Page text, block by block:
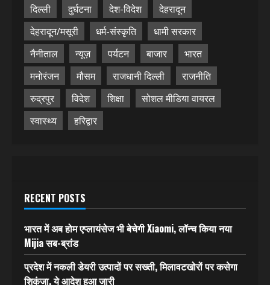
दिल्ली
दुर्घटना देश-विदेश
देहरादून
देहरादून/मसूरी
धर्म-संस्कृति
धामी सरकार
नैनीताल
न्यूज़ पर्यटन बाजार
भारत
मनोरंजन
मौसम राजधानी दिल्ली
राजनीति
रुद्रपुर
विदेश शिक्षा
सोशल मीडिया वायरल
स्वास्थ्य
हरिद्वार
RECENT POSTS
भारत में अब होम एप्लायंसेज भी बेचेगी Xiaomi, लॉन्च किया नया
Mijia सब-ब्रांड
प्रदेश में नकली डेयरी उत्पादों पर सख्ती, मिलावटखोरों पर कसेगा
शिकंजा, ये आदेश हुआ जारी